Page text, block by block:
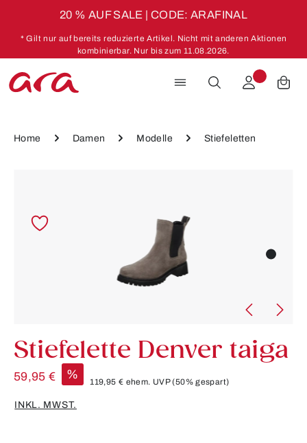
20 % AUF SALE | CODE: ARAFINAL
* Gilt nur auf bereits reduzierte Artikel. Nicht mit anderen Aktionen
kombinierbar. Nur bis zum 11.08.2026.
Home Damen Modelle Stiefeletten
Stiefelette Denver taiga
59,95 € %
119,95 € ehem. UVP(50% gespart)
INKL. MWST.